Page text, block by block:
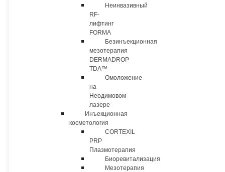
Неинвазивный
RF-
лифтинг
FORMA
Безинъекционная
мезотерапия
DERMADROP
TDA™
Омоложение
на
Неодимовом
лазере
Инъекционная
косметология
CORTEXIL
PRP
Плазмотерапия
Биоревитализация
Мезотерапия